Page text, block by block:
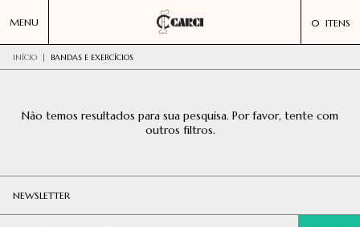
MENU 0 ITENS
INÍCIO | BANDAS E EXERCÍCIOS
Não temos resultados para sua pesquisa. Por favor, tente com
outros filtros.
NEWSLETTER